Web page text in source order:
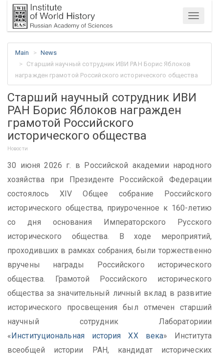
Menu
Main
News
Старший научный сотрудник ИВИ РАН Борис Яблоков
награжден грамотой Российского исторического общества
Старший научный сотрудник ИВИ
РАН Борис Яблоков награжден
грамотой Российского
исторического общества
Новости
30 июня 2026 г. в Российской академии народного
хозяйства при Президенте Российской Федерации
состоялось XIV Общее собрание Российского
исторического общества, приуроченное к 160-летию
со дня основания Императорского Русского
исторического общества. В ходе мероприятий,
проходивших в рамках собрания, были торжественно
вручены награды Российского исторического
общества. Грамотой Российского исторического
общества за значительный личный вклад в развитие
исторического просвещения был отмечен старший
научный сотрудник Лабораториии
«Институциональная история XX века» Института
всеобщей истории РАН, кандидат исторических